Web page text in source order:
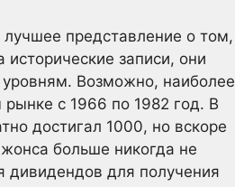
представление о том,
записи, они
Возможно, наиболее
с 1966 по 1982 год. В
достигал 1000, но вскоре
больше никогда не
дивидендов для получения